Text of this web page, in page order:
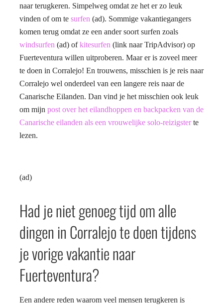
naar terugkeren. Simpelweg omdat ze het er zo leuk
vinden of om te surfen (ad). Sommige vakantiegangers
komen terug omdat ze een ander soort surfen zoals
windsurfen (ad) ofkitesurfen (link naar TripAdvisor) op
Fuerteventura willen uitproberen. Maar er is zoveel meer
te doen in Corralejo! En trouwens, misschien is je reis naar
Corralejo wel onderdeel van een langere reis naar de
Canarische Eilanden. Dan vind je het misschien ook leuk
om mijn post over het eilandhoppen en backpacken van de
Canarische eilanden als een vrouwelijke solo-reizigsterte
lezen.
(ad)
Had je niet genoeg tijd om alle
dingen in Corralejo te doen tijdens
je vorige vakantie naar
Fuerteventura?
Een andere reden waarom veel mensen terugkeren is